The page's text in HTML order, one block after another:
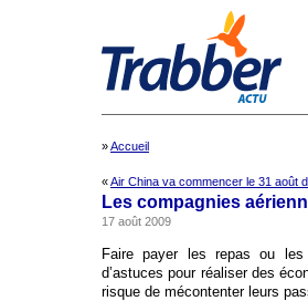
»Accueil
«Air China va commencer le 31 août
Les compagnies
17 août 2009
Faire payer les repas ou
d’astuces pour réaliser des
risque de mécontenter leurs